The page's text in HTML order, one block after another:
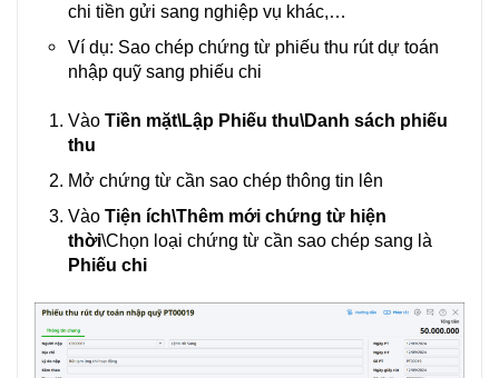
⏷
Nhân bản
chi tiền gửi sang nghiệp vụ khác,…
Ví dụ: Sao chép chứng từ phiếu thu rút dự toán
nhập quỹ sang phiếu chi
Vào Tiền mặt\Lập Phiếu thu\Danh sách phiếu
thu
Mở chứng từ cần sao chép thông tin lên
Vào Tiện ích\Thêm mới chứng từ hiện
thời\Chọn loại chứng từ cần sao chép sang là
Phiếu chi